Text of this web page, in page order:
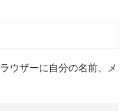
ウザーに自分の名前、メ